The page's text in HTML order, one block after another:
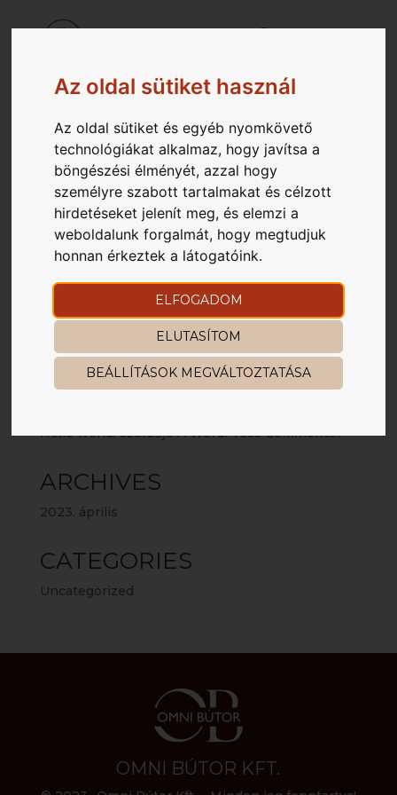
Az oldal sütiket használ
Az oldal sütiket és egyéb nyomkövető
technológiákat alkalmaz, hogy javítsa a
böngészési élményét, azzal hogy
személyre szabott tartalmakat és célzott
hirdetéseket jelenít meg, és elemzi a
weboldalunk forgalmát, hogy megtudjuk
honnan érkeztek a látogatóink.
ELFOGADOM
ELUTASÍTOM
BEÁLLÍTÁSOK MEGVÁLTOZTATÁSA
KONYHA
Szerző:rkteam|ápr 26, 2023
RECENT POSTS
Hello world!
Hello world!szerzőjeA WordPress Commenter
ARCHIVES
2023. április
CATEGORIES
Uncategorized
OMNI BÚTOR KFT.